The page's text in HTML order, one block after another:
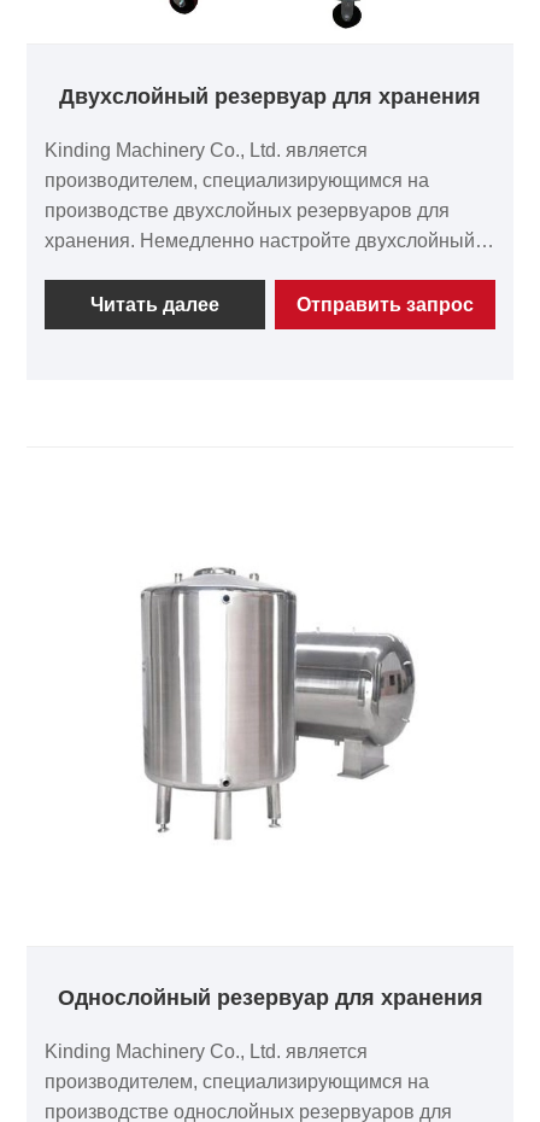
Двухслойный резервуар для хранения
Kinding Machinery Co., Ltd. является
производителем, специализирующимся на
производстве двухслойных резервуаров для
хранения. Немедленно настройте двухслойный
нержавеющей стали. Его уникальная конструкция
изоляционного промежуточного слоя
фармацевтика, химическая и пищевая
промышленность, где требуется нагрев,
охлаждение или хранение при постоянной
температуре. Немедленно обратитесь в Kinding,
чтобы получить эксклюзивное
энергосберегающее решение для контроля
Читать далее Отправить запрос
Однослойный резервуар для хранения
Kinding Machinery Co., Ltd. является
производителем, специализирующимся на
производстве однослойных резервуаров для